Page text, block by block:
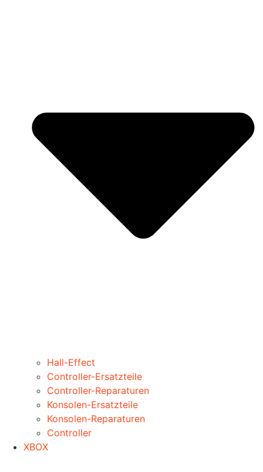
Hall-Effect
Controller-Ersatzteile
Controller-Reparaturen
Konsolen-Ersatzteile
Konsolen-Reparaturen
Controller
XBOX